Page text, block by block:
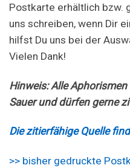
Postkarte erhältlich bzw.
uns schreiben, wenn Dir
hilfst Du uns bei der
Vielen Dank!
Hinweis: Alle
Sauer und dürfen gerne
Die zitierfähige Quelle
>> bisher gedruckte